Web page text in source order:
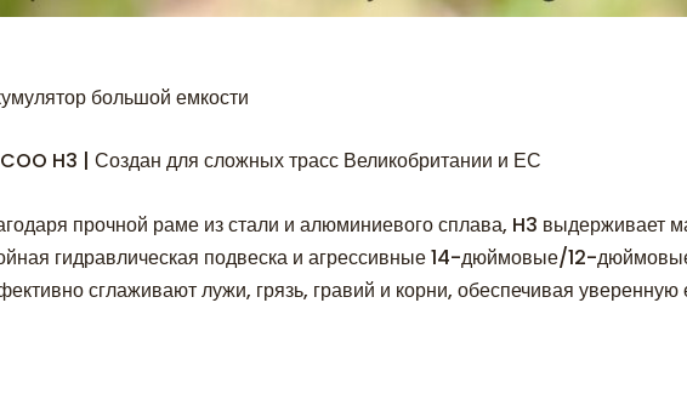
большой емкости
H3 | Создан для сложных трасс Великобритании и ЕС
прочной раме из стали и алюминиевого сплава, H3 выдерживает
гидравлическая подвеска и агрессивные 14-дюймовые/12-
сглаживают лужи, грязь, гравий и корни, обеспечивая уверенную